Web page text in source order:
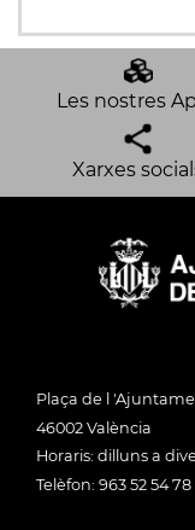
Les nostres
Xarxes
Plaça de l
46002 València
Horaris: dilluns a
Telèfon: 963 52 54 78